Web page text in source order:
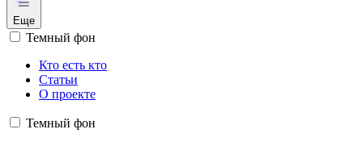
Еще
Темный фон
Кто есть кто
Статьи
О проекте
Темный фон